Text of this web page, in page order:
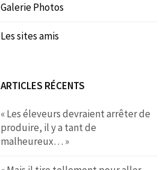
Galerie Photos
Les sites amis
ARTICLES RÉCENTS
« Les éleveurs devraient arrêter de
produire, il y a tant de
malheureux… »